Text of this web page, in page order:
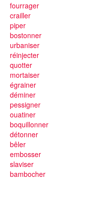
fourrager
crailler
piper
bostonner
urbaniser
réinjecter
quotter
mortaiser
égrainer
déminer
pessigner
ouatiner
boquillonner
détonner
bêler
embosser
slaviser
bambocher